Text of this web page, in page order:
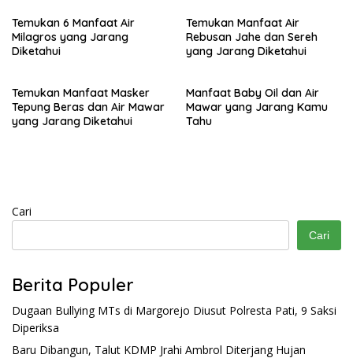
Temukan 6 Manfaat Air
Milagros yang Jarang
Diketahui
Temukan Manfaat Air
Rebusan Jahe dan Sereh
yang Jarang Diketahui
Temukan Manfaat Masker
Tepung Beras dan Air Mawar
yang Jarang Diketahui
Manfaat Baby Oil dan Air
Mawar yang Jarang Kamu
Tahu
Cari
Cari
Berita Populer
Dugaan Bullying MTs di Margorejo Diusut Polresta Pati, 9 Saksi
Diperiksa
Baru Dibangun, Talut KDMP Jrahi Ambrol Diterjang Hujan